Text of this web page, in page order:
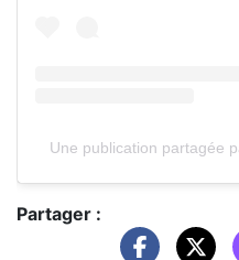
Une publication partagée
Partager :